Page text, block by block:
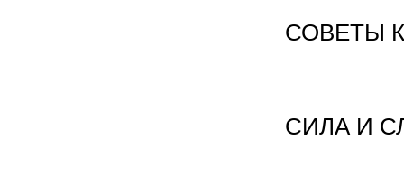
СОВЕТЫ
СИЛА И